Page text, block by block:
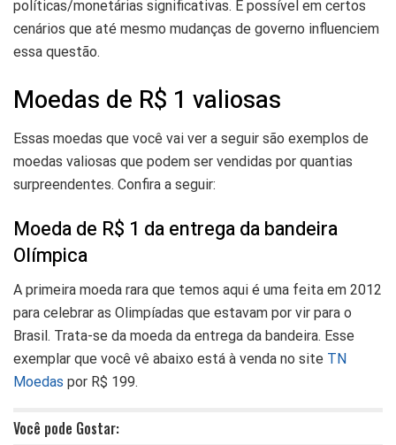
políticas/monetárias significativas. É possível em certos
cenários que até mesmo mudanças de governo influenciem
essa questão.
Moedas de R$ 1 valiosas
Essas moedas que você vai ver a seguir são exemplos de
moedas valiosas que podem ser vendidas por quantias
surpreendentes. Confira a seguir:
Moeda de R$ 1 da entrega da bandeira
Olímpica
A primeira moeda rara que temos aqui é uma feita em 2012
para celebrar as Olimpíadas que estavam por vir para o
Brasil. Trata-se da moeda da entrega da bandeira. Esse
exemplar que você vê abaixo está à venda no site TN
Moedas por R$ 199.
Você pode Gostar: